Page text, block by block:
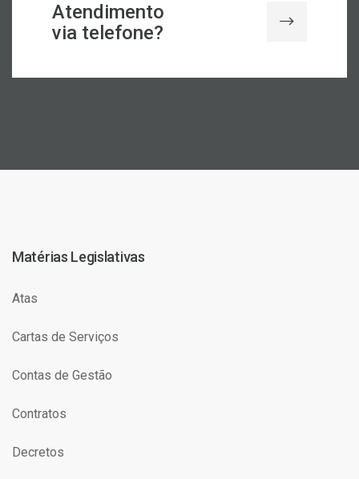
Atendimento
via telefone?
Matérias Legislativas
Atas
Cartas de Serviços
Contas de Gestão
Contratos
Decretos